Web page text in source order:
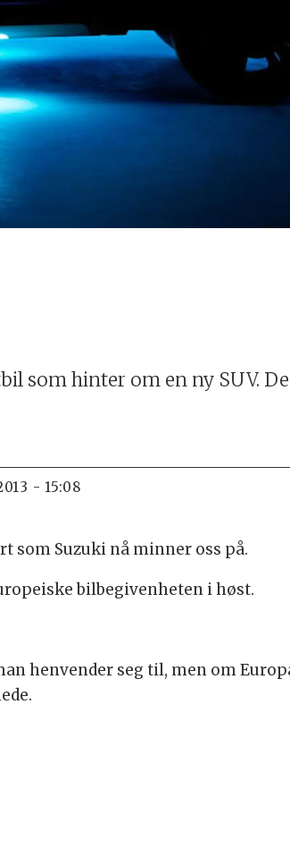
som hinter om en ny SUV.
- 15:08
som Suzuki nå minner oss på.
bilbegivenheten i høst.
henvender seg til, men om